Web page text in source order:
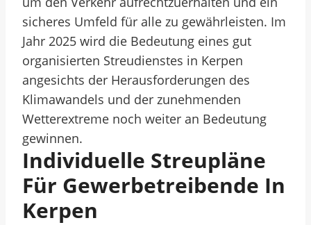
sicheres Umfeld für alle zu gewährleisten. Im
Jahr 2025 wird die Bedeutung eines gut
organisierten Streudienstes in Kerpen
angesichts der Herausforderungen des
Klimawandels und der zunehmenden
Wetterextreme noch weiter an Bedeutung
gewinnen.
Individuelle Streupläne
Für Gewerbetreibende In
Kerpen